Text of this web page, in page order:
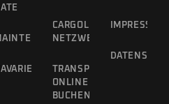
CARGOLINE
NETZWERK
TRANSPORTE
ONLINE
BUCHEN
IMPRESSUM